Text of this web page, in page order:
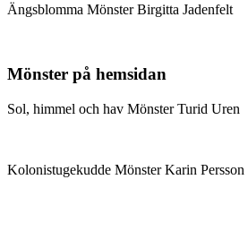
Ängsblomma Mönster Birgitta Jadenfelt
Mönster på hemsidan
Sol, himmel och hav Mönster Turid Uren
Kolonistugekudde Mönster Karin Persson